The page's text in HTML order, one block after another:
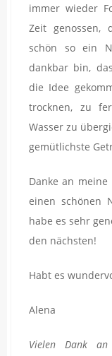
immer wieder
Zeit genossen,
schön so ein
dankbar bin,
die Idee
trocknen, zu
Wasser zu
gemütlichste
Danke an
einen schönen
habe es sehr
den nächsten!
Habt es
Alena
Vielen Dank an